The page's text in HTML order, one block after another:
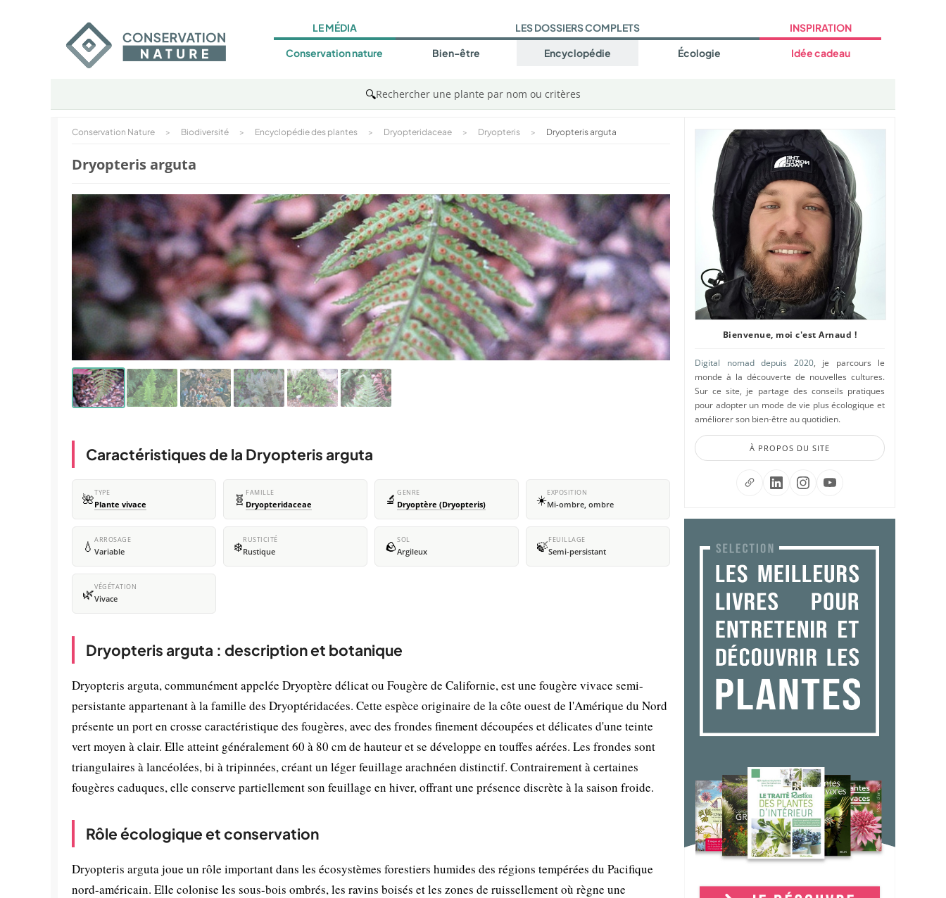
LE MÉDIA
Conservation nature
LES DOSSIERS COMPLETS
Bien-être Encyclopédie Écologie
INSPIRATION
Idée cadeau
🔍Rechercher une plante par nom ou critères
Conservation Nature > Biodiversité > Encyclopédie des plantes > Dryopteridaceae > Dryopteris > Dryopteris arguta
Dryopteris arguta
Caractéristiques de la Dryopteris arguta
🌺TYPE
Plante vivace 🧬 FAMILLE
Dryopteridaceae 🔬 GENRE
Dryoptère (Dryopteris) ☀️EXPOSITION
Mi-ombre, ombre
💧 ARROSAGE
Variable ❄️RUSTICITÉ
Rustique 🪨SOL
Argileux 🍃FEUILLAGE
Semi-persistant
🌿VÉGÉTATION
Vivace
Dryopteris arguta : description et botanique
Dryopteris arguta, communément appelée Dryoptère délicat ou Fougère de Californie, est une fougère vivace semi-
persistante appartenant à la famille des Dryoptéridacées. Cette espèce originaire de la côte ouest de l'Amérique du Nord
présente un port en crosse caractéristique des fougères, avec des frondes finement découpées et délicates d'une teinte
vert moyen à clair. Elle atteint généralement 60 à 80 cm de hauteur et se développe en touffes aérées. Les frondes sont
triangulaires à lancéolées, bi à tripinnées, créant un léger feuillage arachnéen distinctif. Contrairement à certaines
fougères caduques, elle conserve partiellement son feuillage en hiver, offrant une présence discrète à la saison froide.
Rôle écologique et conservation
Dryopteris arguta joue un rôle important dans les écosystèmes forestiers humides des régions tempérées du Pacifique
nord-américain. Elle colonise les sous-bois ombrés, les ravins boisés et les zones de ruissellement où règne une
Bienvenue, moi c'est Arnaud !
Digital nomad depuis 2020, je parcours le
monde à la découverte de nouvelles cultures.
Sur ce site, je partage des conseils pratiques
pour adopter un mode de vie plus écologique et
améliorer son bien-être au quotidien.
À PROPOS DU SITE